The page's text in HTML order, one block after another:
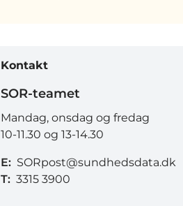
Kontakt
SOR-teamet
Mandag, onsdag og fredag
10-11.30 og 13-14.30
E: SORpost@sundhedsdata.dk
T: 3315 3900